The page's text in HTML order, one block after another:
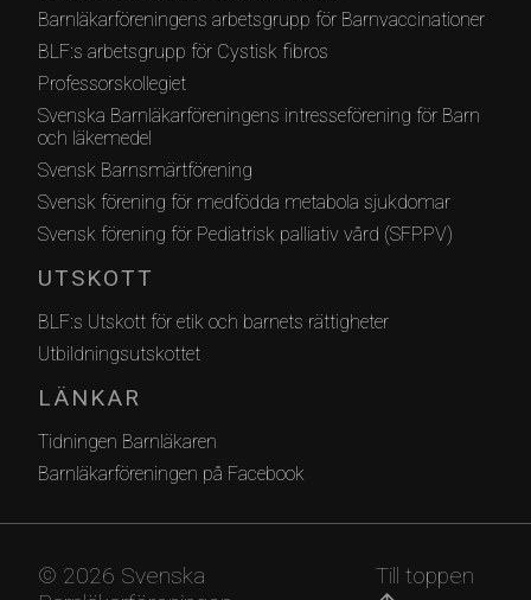
Barnläkarföreningens arbetsgrupp för Barnvaccinationer
BLF:s arbetsgrupp för Cystisk fibros
Professorskollegiet
Svenska Barnläkarföreningens intresseförening för Barn
och läkemedel
Svensk Barnsmärtförening
Svensk förening för medfödda metabola sjukdomar
Svensk förening för Pediatrisk palliativ vård (SFPPV)
UTSKOTT
BLF:s Utskott för etik och barnets rättigheter
Utbildningsutskottet
LÄNKAR
Tidningen Barnläkaren
Barnläkarföreningen på Facebook
© 2026 Svenska
Till toppen